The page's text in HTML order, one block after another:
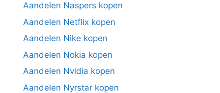
Aandelen Naspers kopen
Aandelen Netflix kopen
Aandelen Nike kopen
Aandelen Nokia kopen
Aandelen Nvidia kopen
Aandelen Nyrstar kopen